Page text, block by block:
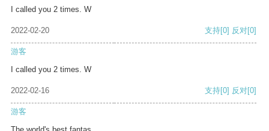
I called you 2 times. W
2022-02-20 支持[0] 反对[0]
游客
I called you 2 times. W
2022-02-16 支持[0] 反对[0]
游客